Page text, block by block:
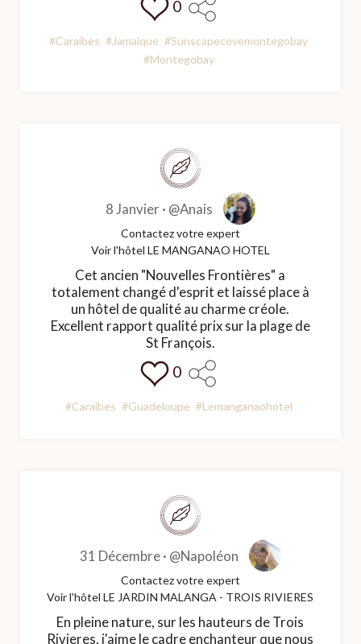
0
#Caraibes #Jamaique #Sunscapecovemontegobay
#Montegobay
8 Janvier · @Anais
Contactez votre expert
Voir l'hôtel LE MANGANAO HOTEL
Cet ancien "Nouvelles Frontières" a
totalement changé d'esprit et laissé place à
un hôtel de qualité au charme créole.
Excellent rapport qualité prix sur la plage de
St François.
0
#Caraibes #Guadeloupe #Lemanganaohotel
31 Décembre · @Napoléon
Contactez votre expert
Voir l'hôtel LE JARDIN MALANGA - TROIS RIVIERES
En pleine nature, sur les hauteurs de Trois
Rivieres, j'aime le cadre enchanteur que nous